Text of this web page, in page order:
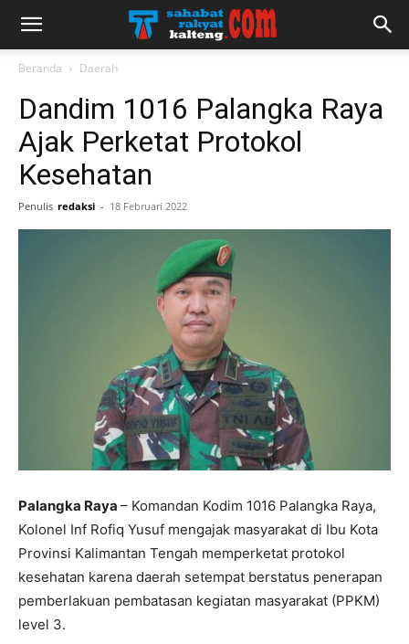
Beranda Daerah
Dandim 1016 Palangka Raya
Ajak Perketat Protokol
Kesehatan
Penulis redaksi - 18 Februari 2022
Palangka Raya – Komandan Kodim 1016 Palangka Raya,
Kolonel Inf Rofiq Yusuf mengajak masyarakat di Ibu Kota
Provinsi Kalimantan Tengah memperketat protokol
kesehatan karena daerah setempat berstatus penerapan
pemberlakuan pembatasan kegiatan masyarakat (PPKM)
level 3.